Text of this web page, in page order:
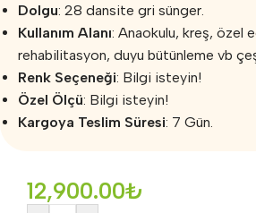
Dolgu: 28 dansite gri sünger.
Kullanım Alanı: Anaokulu, kreş, özel
rehabilitasyon, duyu bütünleme vb
Renk Seçeneği: Bilgi isteyin!
Özel Ölçü: Bilgi isteyin!
Kargoya Teslim Süresi: 7 Gün.
12,900.00₺